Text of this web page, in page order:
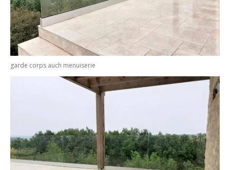
garde corps auch menuiserie